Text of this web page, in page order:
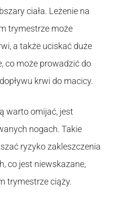
ciała. Leżenie na
trymestrze może
a także uciskać duże
co może prowadzić do
krwi do macicy.
warto omijać, jest
nogach. Takie
ryzyko zakleszczenia
co jest niewskazane,
trymestrze ciąży.